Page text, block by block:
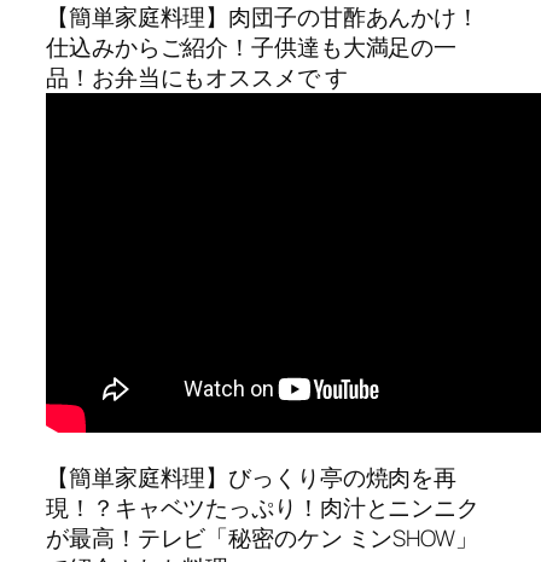
【簡単家庭料理】肉団子の甘酢あんかけ！
仕込みからご紹介！子供達も大満足の一
品！お弁当にもオススメで す
【簡単家庭料理】びっくり亭の焼肉を再
現！？キャベツたっぷり！肉汁とニンニク
が最高！テレビ「秘密のケン ミンSHOW」